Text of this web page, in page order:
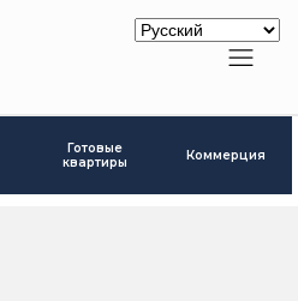
Готовые
квартиры
Коммерция